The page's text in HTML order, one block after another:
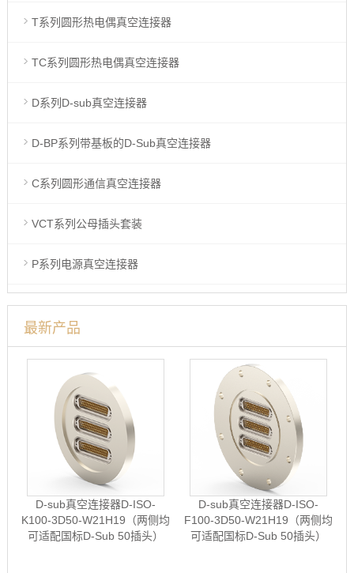
T系列圆形热电偶真空连接器
TC系列圆形热电偶真空连接器
D系列D-sub真空连接器
D-BP系列带基板的D-Sub真空连接器
C系列圆形通信真空连接器
VCT系列公母插头套装
P系列电源真空连接器
最新产品
D-sub真空连接器D-ISO-
K100-3D50-W21H19（两侧均
可适配国标D-Sub 50插头）
D-sub真空连接器D-ISO-
F100-3D50-W21H19（两侧均
可适配国标D-Sub 50插头）